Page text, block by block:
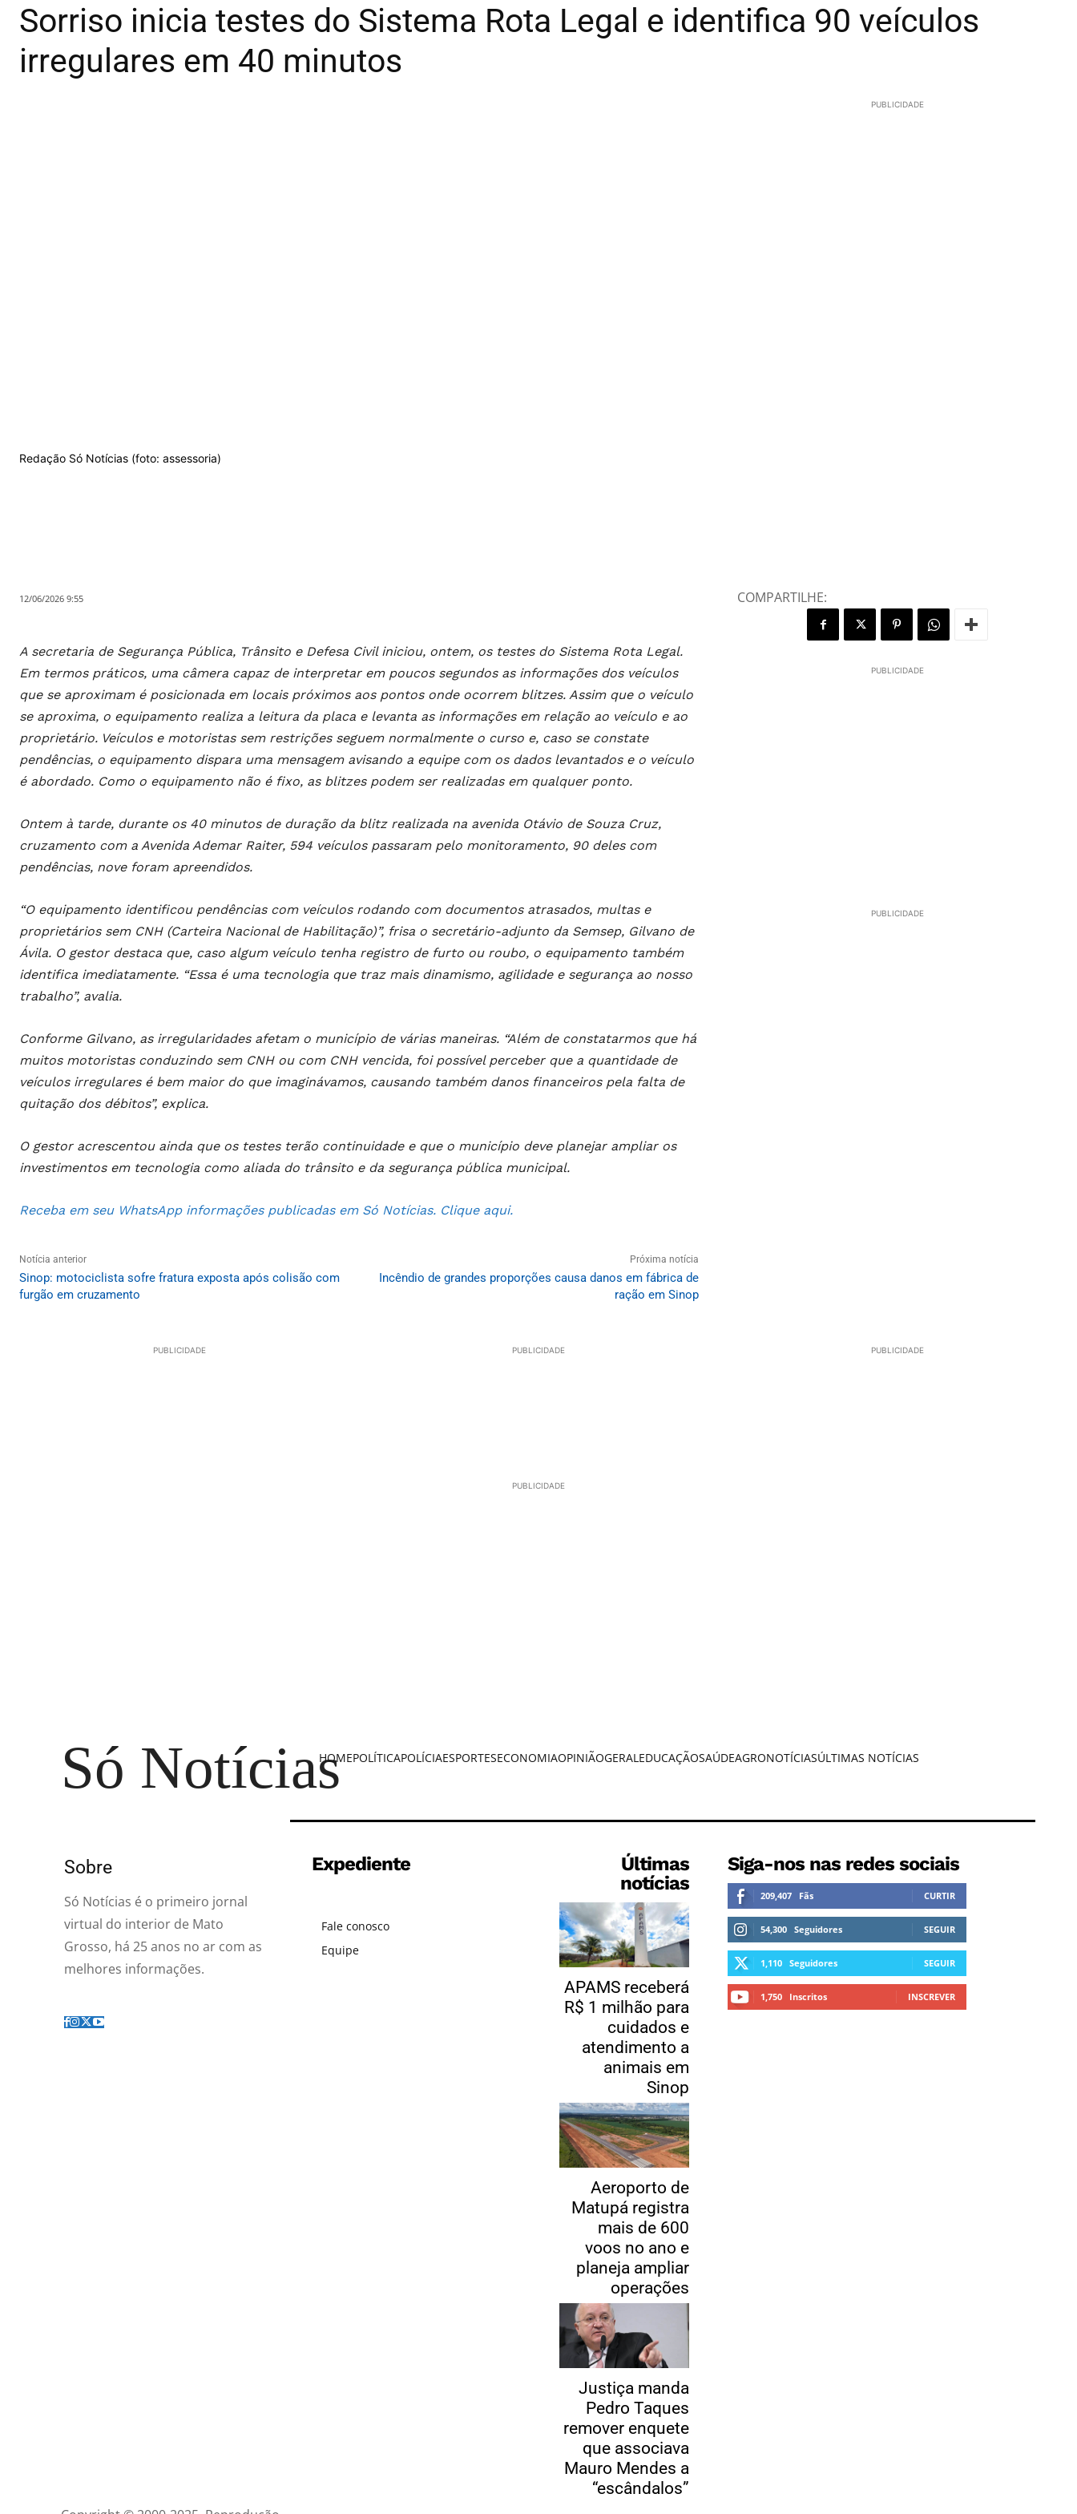
Sorriso inicia testes do Sistema Rota Legal e identifica 90 veículos
irregulares em 40 minutos
PUBLICIDADE
Redação Só Notícias (foto: assessoria)
12/06/2026 9:55
A secretaria de Segurança Pública, Trânsito e Defesa Civil iniciou, ontem, os testes do Sistema Rota Legal.
Em termos práticos, uma câmera capaz de interpretar em poucos segundos as informações dos veículos
que se aproximam é posicionada em locais próximos aos pontos onde ocorrem blitzes. Assim que o veículo
se aproxima, o equipamento realiza a leitura da placa e levanta as informações em relação ao veículo e ao
proprietário. Veículos e motoristas sem restrições seguem normalmente o curso e, caso se constate
pendências, o equipamento dispara uma mensagem avisando a equipe com os dados levantados e o veículo
é abordado. Como o equipamento não é fixo, as blitzes podem ser realizadas em qualquer ponto.
Ontem à tarde, durante os 40 minutos de duração da blitz realizada na avenida Otávio de Souza Cruz,
cruzamento com a Avenida Ademar Raiter, 594 veículos passaram pelo monitoramento, 90 deles com
pendências, nove foram apreendidos.
“O equipamento identificou pendências com veículos rodando com documentos atrasados, multas e
proprietários sem CNH (Carteira Nacional de Habilitação)”, frisa o secretário-adjunto da Semsep, Gilvano de
Ávila. O gestor destaca que, caso algum veículo tenha registro de furto ou roubo, o equipamento também
identifica imediatamente. “Essa é uma tecnologia que traz mais dinamismo, agilidade e segurança ao nosso
trabalho”, avalia.
Conforme Gilvano, as irregularidades afetam o município de várias maneiras. “Além de constatarmos que há
muitos motoristas conduzindo sem CNH ou com CNH vencida, foi possível perceber que a quantidade de
veículos irregulares é bem maior do que imaginávamos, causando também danos financeiros pela falta de
quitação dos débitos”, explica.
O gestor acrescentou ainda que os testes terão continuidade e que o município deve planejar ampliar os
investimentos em tecnologia como aliada do trânsito e da segurança pública municipal.
Receba em seu WhatsApp informações publicadas em Só Notícias. Clique aqui.
Notícia anterior
Sinop: motociclista sofre fratura exposta após colisão com
furgão em cruzamento
Próxima notícia
Incêndio de grandes proporções causa danos em fábrica de
ração em Sinop
COMPARTILHE:
PUBLICIDADE
PUBLICIDADE
PUBLICIDADE PUBLICIDADE PUBLICIDADE
PUBLICIDADE
Só Notícias
HOMEPOLÍTICAPOLÍCIAESPORTESECONOMIAOPINIÃOGERALEDUCAÇÃOSAÚDEAGRONOTÍCIASÚLTIMAS NOTÍCIAS
Sobre
Só Notícias é o primeiro jornal
virtual do interior de Mato
Grosso, há 25 anos no ar com as
melhores informações.
Expediente
Fale conosco
Equipe
Últimas
notícias
APAMS receberá
R$ 1 milhão para
cuidados e
atendimento a
animais em
Sinop
Aeroporto de
Matupá registra
mais de 600
voos no ano e
planeja ampliar
operações
Justiça manda
Pedro Taques
remover enquete
que associava
Mauro Mendes a
“escândalos”
Siga-nos nas redes sociais
209,407 Fãs CURTIR
54,300 Seguidores SEGUIR
1,110 Seguidores SEGUIR
1,750 Inscritos INSCREVER